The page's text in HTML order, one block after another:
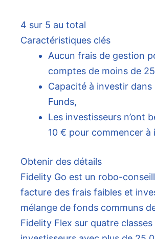
4 sur 5 au total
Caractéristiques clés
Aucun frais de gestion
comptes de moins de
Capacité à investir dans
Funds,
Les investisseurs n’ont
10 € pour commencer à
Obtenir des détails
Fidelity Go est un robo-
facture des frais faibles et
mélange de fonds communs
Fidelity Flex sur quatre classes